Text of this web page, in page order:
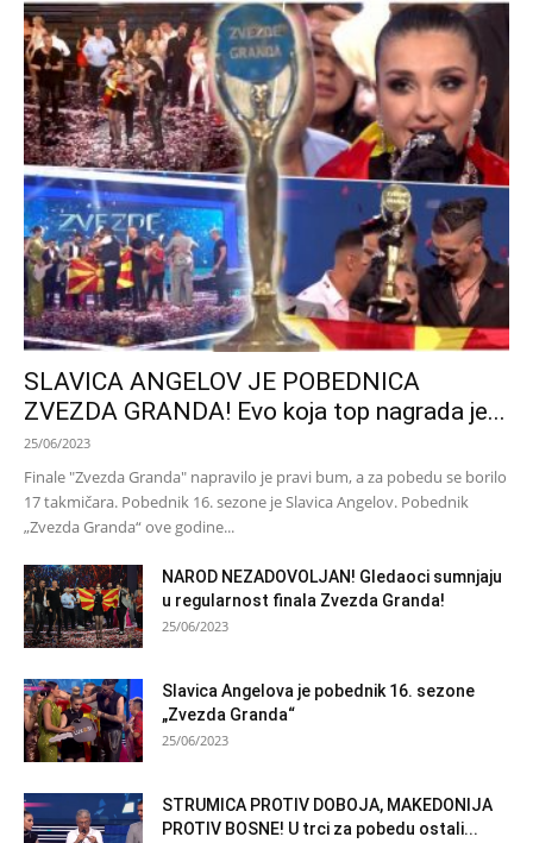
SLAVICA ANGELOV JE POBEDNICA
ZVEZDA GRANDA! Evo koja top nagrada je...
25/06/2023
Finale "Zvezda Granda" napravilo je pravi bum, a za pobedu se borilo
17 takmičara. Pobednik 16. sezone je Slavica Angelov. Pobednik
„Zvezda Granda“ ove godine...
NAROD NEZADOVOLJAN! Gledaoci sumnjaju
u regularnost finala Zvezda Granda!
25/06/2023
Slavica Angelova je pobednik 16. sezone
„Zvezda Granda“
25/06/2023
STRUMICA PROTIV DOBOJA, MAKEDONIJA
PROTIV BOSNE! U trci za pobedu ostali...